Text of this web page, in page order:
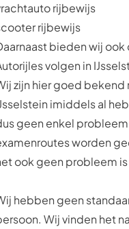
rijbewijs
rijbewijs
bieden wij ook
volgen in
zijn hier goed
imiddels al
geen enkel
worden
ook geen probleem
hebben geen
Wij vinden het